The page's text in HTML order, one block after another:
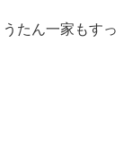
たん一家もすっ